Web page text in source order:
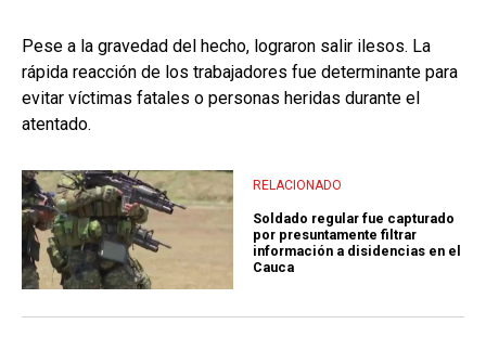
Pese a la gravedad del hecho, lograron salir ilesos. La
rápida reacción de los trabajadores fue determinante para
evitar víctimas fatales o personas heridas durante el
atentado.
RELACIONADO
Soldado regular fue capturado
por presuntamente filtrar
información a disidencias en el
Cauca